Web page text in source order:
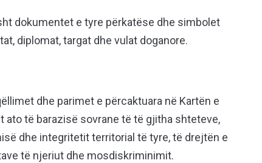
dokumentet e tyre përkatëse dhe simbolet
diplomat, targat dhe vulat doganore.
dhe parimet e përcaktuara në Kartën e
ato të barazisë sovrane të të gjitha shteteve,
dhe integritetit territorial të tyre, të drejtën e
të njeriut dhe mosdiskriminimit.